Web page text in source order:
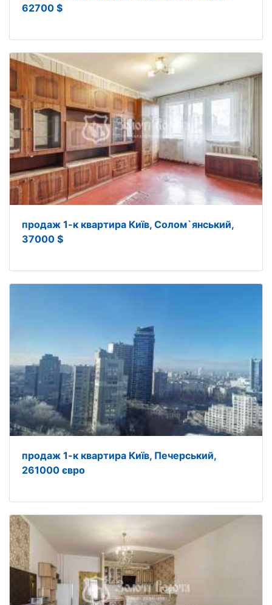
62700 $
продаж 1-к квартира Київ, Солом`янський,
37000 $
продаж 1-к квартира Київ, Печерський,
261000 євро